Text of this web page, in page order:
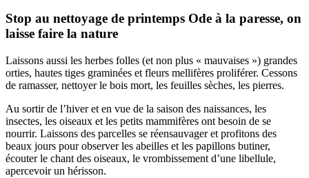
Stop au nettoyage de printemps Ode à la paresse, on
laisse faire la nature
Laissons aussi les herbes folles (et non plus « mauvaises ») grandes
orties, hautes tiges graminées et fleurs mellifères proliférer. Cessons
de ramasser, nettoyer le bois mort, les feuilles sèches, les pierres.
Au sortir de l’hiver et en vue de la saison des naissances, les
insectes, les oiseaux et les petits mammifères ont besoin de se
nourrir. Laissons des parcelles se réensauvager et profitons des
beaux jours pour observer les abeilles et les papillons butiner,
écouter le chant des oiseaux, le vrombissement d’une libellule,
apercevoir un hérisson.